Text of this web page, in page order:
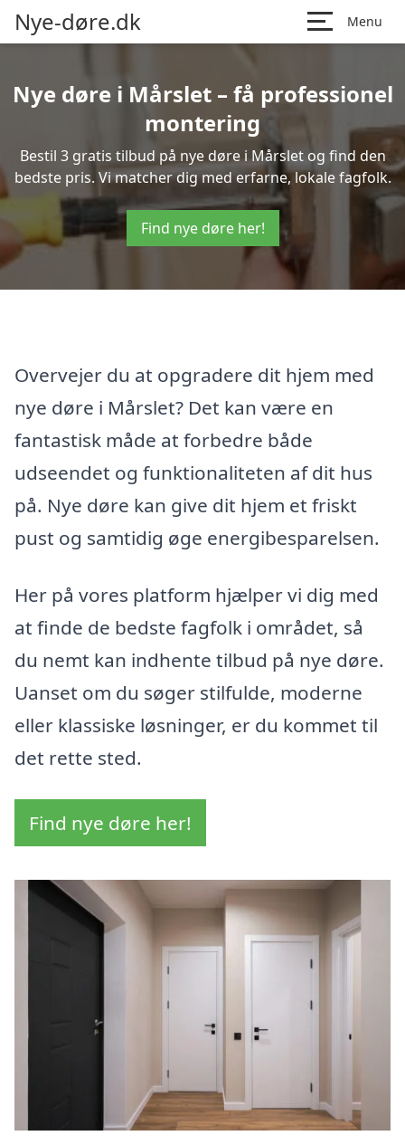
Nye-døre.dk Menu
Nye døre i Mårslet – få professionel
montering
Bestil 3 gratis tilbud på nye døre i Mårslet og find den
bedste pris. Vi matcher dig med erfarne, lokale fagfolk.
Find nye døre her!
Overvejer du at opgradere dit hjem med
nye døre i Mårslet? Det kan være en
fantastisk måde at forbedre både
udseendet og funktionaliteten af dit hus
på. Nye døre kan give dit hjem et friskt
pust og samtidig øge energibesparelsen.
Her på vores platform hjælper vi dig med
at finde de bedste fagfolk i området, så
du nemt kan indhente tilbud på nye døre.
Uanset om du søger stilfulde, moderne
eller klassiske løsninger, er du kommet til
det rette sted.
Find nye døre her!